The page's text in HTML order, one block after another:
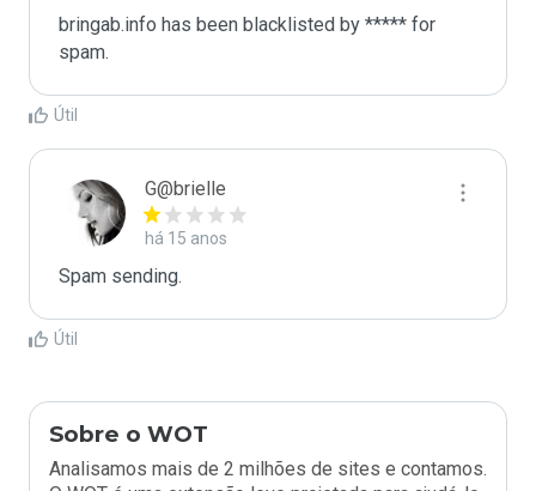
bringab.info has been blacklisted by ***** for
spam.
Útil
G@brielle
há 15 anos
Spam sending.
Útil
Sobre o WOT
Analisamos mais de 2 milhões de sites e contamos.